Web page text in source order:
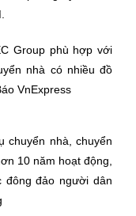
Group phù hợp với
nhà có nhiều đồ
VnExpress
chuyển nhà, chuyển
10 năm hoạt động,
đông đảo người dân